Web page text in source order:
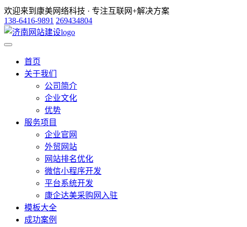
欢迎来到康美网络科技 · 专注互联网+解决方案
138-6416-9891 269434804
首页
关于我们
公司简介
企业文化
优势
服务项目
企业官网
外贸网站
网站排名优化
微信小程序开发
平台系统开发
康企达美采购网入驻
模板大全
成功案例